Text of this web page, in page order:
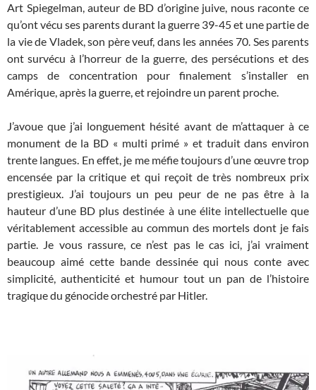
Art Spiegelman, auteur de BD d’origine juive, nous raconte ce
qu’ont vécu ses parents durant la guerre 39-45 et une partie de
la vie de Vladek, son père veuf, dans les années 70. Ses parents
ont survécu à l’horreur de la guerre, des persécutions et des
camps de concentration pour finalement s’installer en
Amérique, après la guerre, et rejoindre un parent proche.
J’avoue que j’ai longuement hésité avant de m’attaquer à ce
monument de la BD « multi primé » et traduit dans environ
trente langues. En effet, je me méfie toujours d’une œuvre trop
encensée par la critique et qui reçoit de très nombreux prix
prestigieux. J’ai toujours un peu peur de ne pas être à la
hauteur d’une BD plus destinée à une élite intellectuelle que
véritablement accessible au commun des mortels dont je fais
partie. Je vous rassure, ce n’est pas le cas ici, j’ai vraiment
beaucoup aimé cette bande dessinée qui nous conte avec
simplicité, authenticité et humour tout un pan de l’histoire
tragique du génocide orchestré par Hitler.